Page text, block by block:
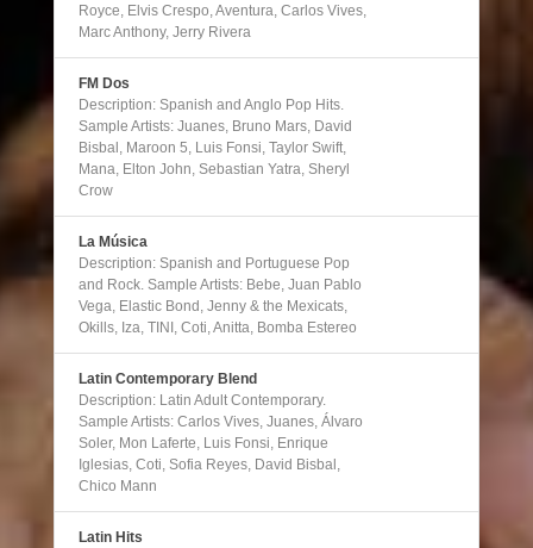
Royce, Elvis Crespo, Aventura, Carlos Vives,
Marc Anthony, Jerry Rivera
FM Dos
Description: Spanish and Anglo Pop Hits.
Sample Artists: Juanes, Bruno Mars, David
Bisbal, Maroon 5, Luis Fonsi, Taylor Swift,
Mana, Elton John, Sebastian Yatra, Sheryl
Crow
La Música
Description: Spanish and Portuguese Pop
and Rock. Sample Artists: Bebe, Juan Pablo
Vega, Elastic Bond, Jenny & the Mexicats,
Okills, Iza, TINI, Coti, Anitta, Bomba Estereo
Latin Contemporary Blend
Description: Latin Adult Contemporary.
Sample Artists: Carlos Vives, Juanes, Álvaro
Soler, Mon Laferte, Luis Fonsi, Enrique
Iglesias, Coti, Sofia Reyes, David Bisbal,
Chico Mann
Latin Hits